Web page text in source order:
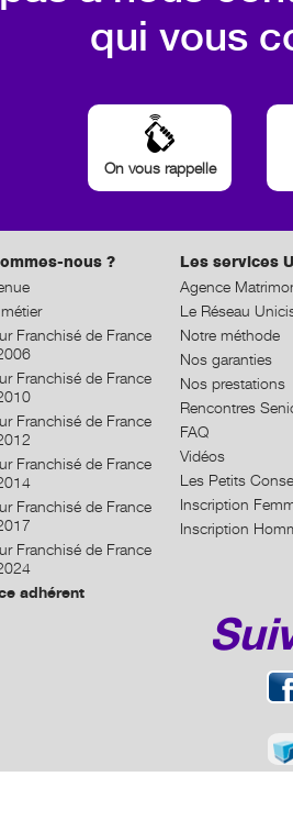
qui vous
On vous rappelle
nous ?
Franchisé de France
Franchisé de France
Franchisé de France
Franchisé de France
Franchisé de France
Franchisé de France
adhérent
Les services
Agence
Le Réseau
Notre méthode
Nos garanties
Nos prestations
Rencontres
FAQ
Vidéos
Les Petits
Inscription
Inscription